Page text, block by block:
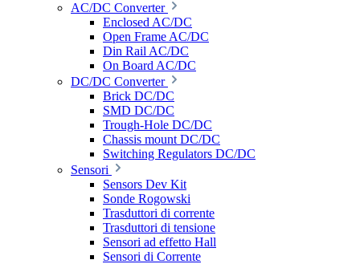
AC/DC Converter
Enclosed AC/DC
Open Frame AC/DC
Din Rail AC/DC
On Board AC/DC
DC/DC Converter
Brick DC/DC
SMD DC/DC
Trough-Hole DC/DC
Chassis mount DC/DC
Switching Regulators DC/DC
Sensori
Sensors Dev Kit
Sonde Rogowski
Trasduttori di corrente
Trasduttori di tensione
Sensori ad effetto Hall
Sensori di Corrente